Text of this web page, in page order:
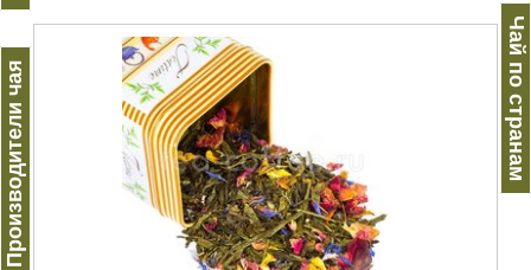
Производители чая Чай по странам